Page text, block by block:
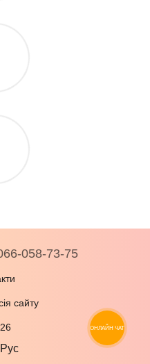
058-73-75
сайту
Рус
ОНЛАЙН ЧАТ